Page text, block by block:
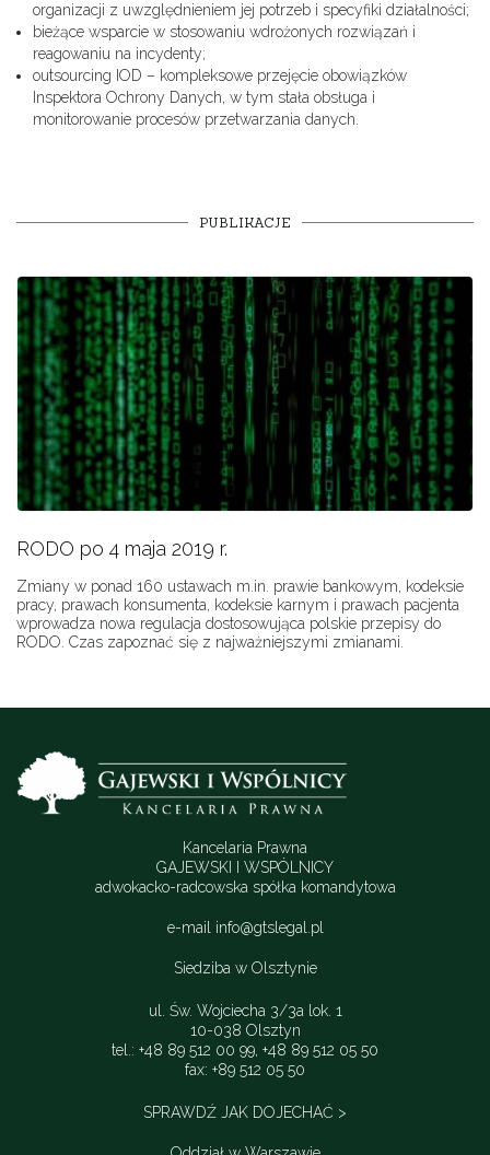
organizacji z uwzględnieniem jej potrzeb i specyfiki działalności;
bieżące wsparcie w stosowaniu wdrożonych rozwiązań i
reagowaniu na incydenty;
outsourcing IOD – kompleksowe przejęcie obowiązków
Inspektora Ochrony Danych, w tym stała obsługa i
monitorowanie procesów przetwarzania danych.
PUBLIKACJE
RODO po 4 maja 2019 r.
Zmiany w ponad 160 ustawach m.in. prawie bankowym, kodeksie
pracy, prawach konsumenta, kodeksie karnym i prawach pacjenta
wprowadza nowa regulacja dostosowująca polskie przepisy do
RODO. Czas zapoznać się z najważniejszymi zmianami.
Kancelaria Prawna
GAJEWSKI I WSPÓLNICY
adwokacko-radcowska spółka komandytowa
e-mail info@gtslegal.pl
Siedziba w Olsztynie
ul. Św. Wojciecha 3/3a lok. 1
10-038 Olsztyn
tel.: +48 89 512 00 99, +48 89 512 05 50
fax: +89 512 05 50
SPRAWDŹ JAK DOJECHAĆ >